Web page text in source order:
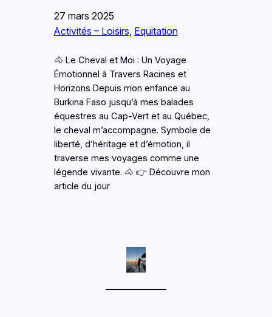
27 mars 2025
Activités – Loisirs Equitation
🐴 Le Cheval et Moi : Un Voyage
Émotionnel à Travers Racines et
Horizons Depuis mon enfance au
Burkina Faso jusqu’à mes balades
équestres au Cap-Vert et au Québec,
le cheval m’accompagne. Symbole de
liberté, d’héritage et d’émotion, il
traverse mes voyages comme une
légende vivante. 🐴 👉 Découvre mon
article du jour